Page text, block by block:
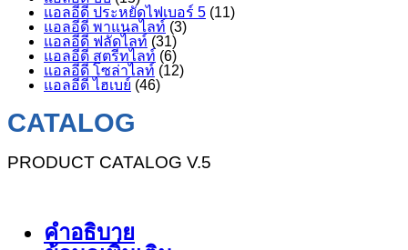
แอลอีดี ประหยัดไฟเบอร์ 5 (11)
แอลอีดี พาแนลไลท์ (3)
แอลอีดี ฟลัดไลท์ (31)
แอลอีดี สตรีทไลท์ (6)
แอลอีดี โซล่าไลท์ (12)
แอลอีดี ไฮเบย์ (46)
CATALOG
PRODUCT CATALOG V.5
คำอธิบาย